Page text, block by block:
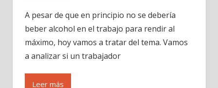
A pesar de que en principio no se debería
beber alcohol en el trabajo para rendir al
máximo, hoy vamos a tratar del tema. Vamos
a analizar si un trabajador
Leer más